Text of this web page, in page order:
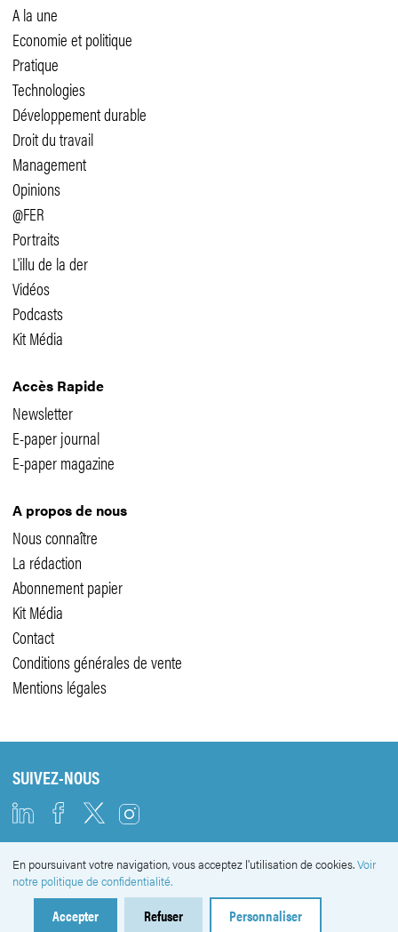
A la une
Economie et politique
Pratique
Technologies
Développement durable
Droit du travail
Management
Opinions
@FER
Portraits
L'illu de la der
Vidéos
Podcasts
Kit Média
Accès Rapide
Newsletter
E-paper journal
E-paper magazine
A propos de nous
Nous connaître
La rédaction
Abonnement papier
Kit Média
Contact
Conditions générales de vente
Mentions légales
SUIVEZ-NOUS
NEWSLETTER
En poursuivant votre navigation, vous acceptez l'utilisation de cookies.Voir
notre politique de confidentialité.
Accepter Refuser Personnaliser